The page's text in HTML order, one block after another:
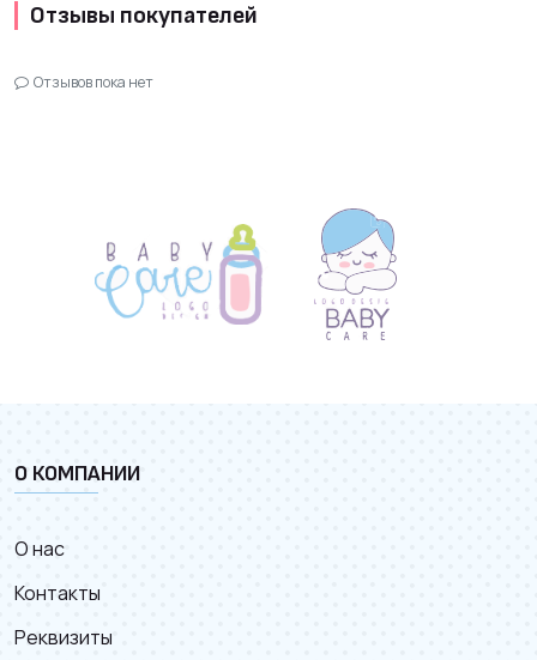
Отзывы покупателей
Отзывов пока нет
О КОМПАНИИ
О нас
Контакты
Реквизиты